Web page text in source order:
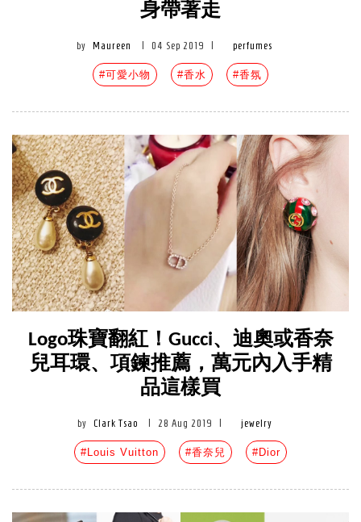
身帶著走
by Maureen 04 Sep 2019 perfumes
#可愛小物 #香水 #香氛
Logo珠寶翻紅！Gucci、迪奧或香奈
兒耳環、項鍊推薦，萬元內入手精
品這樣買
by Clark Tsao 28 Aug 2019 jewelry
#Louis Vuitton #香奈兒 #Dior